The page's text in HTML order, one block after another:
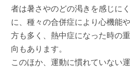
者は暑さやのどの渇きを感じに
に、種々の合併症により心機能
方も多く、熱中症になった時の
向もあります。
このほか、運動に慣れていない